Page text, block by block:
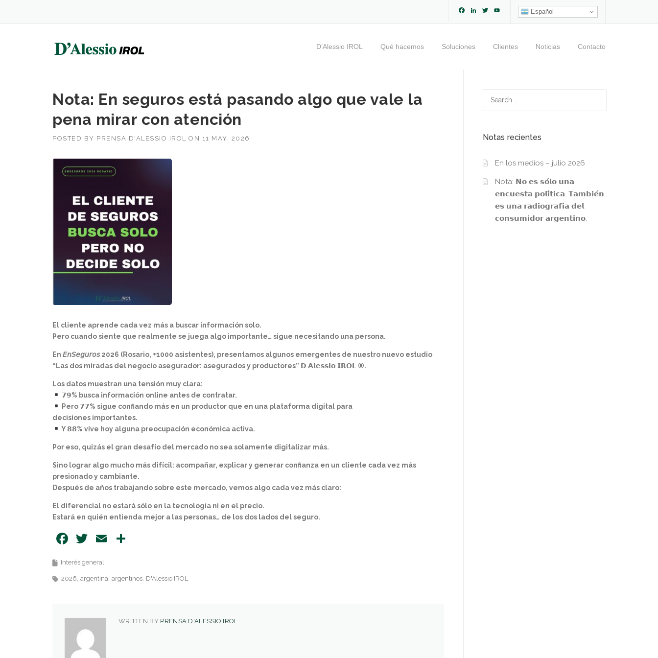
Español
Facebook
LinkedIn
TwitterYouTube
Channel
D’Alessio IROL Qué hacemos Soluciones Clientes Noticias Contacto
Nota: En seguros está pasando algo que vale la
pena mirar con atención
POSTED BY PRENSA D'ALESSIO IROL ON 11 MAY, 2026
El cliente aprende cada vez más a buscar información solo.
Pero cuando siente que realmente se juega algo importante… sigue necesitando una persona.
En 𝘌𝘯𝘚𝘦𝘨𝘶𝘳𝘰𝘴 2026 (Rosario, +1000 asistentes), presentamos algunos emergentes de nuestro nuevo estudio
“Las dos miradas del negocio asegurador: asegurados y productores” 𝗗 𝗔𝗹𝗲𝘀𝘀𝗶𝗼 𝗜𝗥𝗢𝗟 ®.
Los datos muestran una tensión muy clara:
𝟳𝟵% busca información online antes de contratar.
Pero 𝟳𝟳% sigue confiando más en un productor que en una plataforma digital para
decisiones importantes.
Y 𝟴𝟴% vive hoy alguna preocupación económica activa.
Por eso, quizás el gran desafío del mercado no sea solamente digitalizar más.
Sino lograr algo mucho más difícil: acompañar, explicar y generar confianza en un cliente cada vez más
presionado y cambiante.
Después de años trabajando sobre este mercado, vemos algo cada vez más claro:
El diferencial no estará sólo en la tecnología ni en el precio.
Estará en quién entienda mejor a las personas… de los dos lados del seguro.
Facebook
Twitter
Email
Interés general
2026 argentina argentinos D'Alessio IROL
WRITTEN BY PRENSA D'ALESSIO IROL
Notas recientes
En los medios – julio 2026
Nota: 𝗡𝗼 𝗲𝘀 𝘀𝗼́𝗹𝗼 𝘂𝗻𝗮
𝗲𝗻𝗰𝘂𝗲𝘀𝘁𝗮 𝗽𝗼𝗹𝗶́𝘁𝗶𝗰𝗮. 𝗧𝗮𝗺𝗯𝗶𝗲́𝗻
𝗲𝘀 𝘂𝗻𝗮 𝗿𝗮𝗱𝗶𝗼𝗴𝗿𝗮𝗳𝗶́𝗮 𝗱𝗲𝗹
𝗰𝗼𝗻𝘀𝘂𝗺𝗶𝗱𝗼𝗿 𝗮𝗿𝗴𝗲𝗻𝘁𝗶𝗻𝗼.